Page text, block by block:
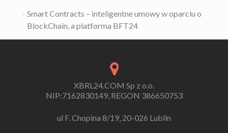
Smart Contracts – inteligentne umowy w oparciu o
BlockChain, a platforma BFT24
XBRL24.COM Sp z o.o.
NIP:7162830149, REGON 386650753
ul F. Chopina 8/19, 20-026 Lublin